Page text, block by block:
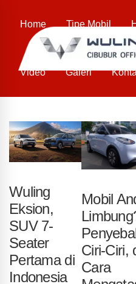
Home Tipe Mobil
Video Galeri
Wuling
Eksion,
SUV 7-
Seater
Pertama di
Indonesia
Mobil
Ciri-Ciri,
Cara